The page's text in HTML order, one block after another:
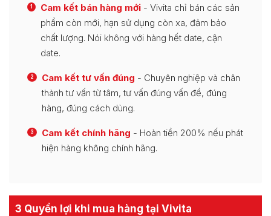
1 Cam kết bán hàng mới - Vivita chỉ bán các sản
phẩm còn mới, hạn sử dụng còn xa, đảm bảo
chất lượng. Nói không với hàng hết date, cận
date.
2 Cam kết tư vấn đúng - Chuyên nghiệp và chân
thành tư vấn từ tâm, tư vấn đúng vấn đề, đúng
hàng, đúng cách dùng.
3 Cam kết chính hãng - Hoàn tiền 200% nếu phát
hiện hàng không chính hãng.
3 Quyền lợi khi mua hàng tại Vivita